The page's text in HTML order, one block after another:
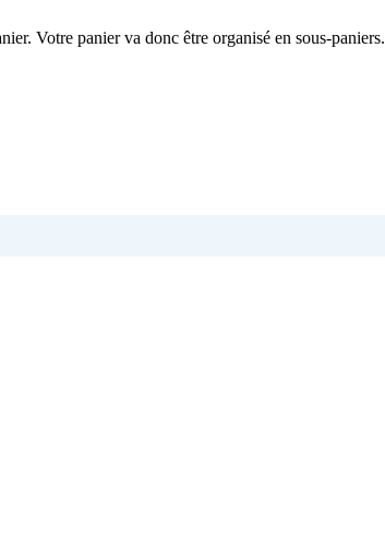
Votre panier va donc être organisé en sous-paniers.